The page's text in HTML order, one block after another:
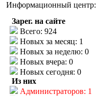
Информационный центр:
Зарег. на сайте
Всего: 924
Новых за месяц: 1
Новых за неделю: 0
Новых вчера: 0
Новых сегодня: 0
Из них
Администраторов: 1